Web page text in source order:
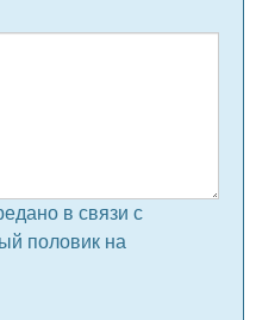
в связи с
половик на